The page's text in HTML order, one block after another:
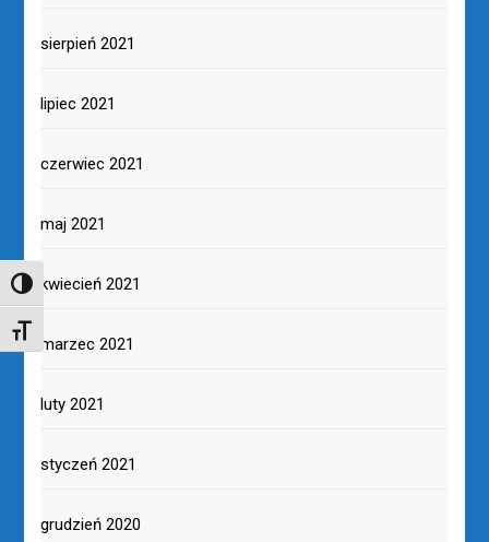
TOGGLE HIGH CONTRAST
TOGGLE FONT SIZE
sierpień 2021
lipiec 2021
czerwiec 2021
maj 2021
kwiecień 2021
marzec 2021
luty 2021
styczeń 2021
grudzień 2020